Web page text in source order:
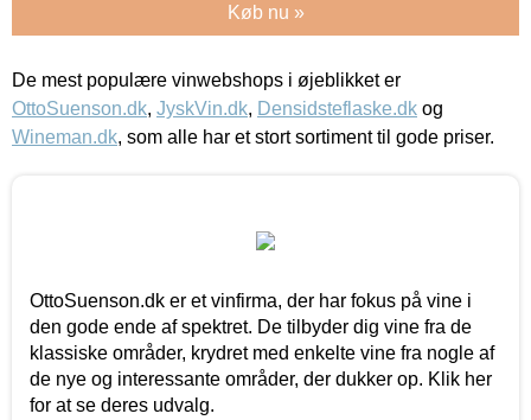
Køb nu »
De mest populære vinwebshops i øjeblikket er
OttoSuenson.dk, JyskVin.dk, Densidsteflaske.dk og
Wineman.dk, som alle har et stort sortiment til gode priser.
OttoSuenson.dk er et vinfirma, der har fokus på vine i
den gode ende af spektret. De tilbyder dig vine fra de
klassiske områder, krydret med enkelte vine fra nogle af
de nye og interessante områder, der dukker op. Klik her
for at se deres udvalg.